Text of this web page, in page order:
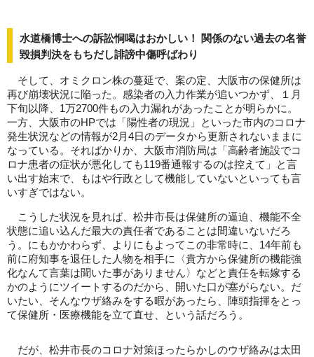
水道橋博士への訴訟恫喝はおかしい！ 関係のない過去の名誉
毀損判決をもちだし誹謗中傷呼ばわり
そして、オミクロン株の蔓延で、案の定、大阪市の保健所は
再び崩壊状況に陥った。感染者の入力作業が追いつかず、１月
下旬以降、1万2700件もの入力漏れがあったことが明らかに。
一方、大阪市のHPでは「陽性者の現況」といった市内のコロナ
発生状況などの情報が2月4日のデータから更新されないままに
なっている。そればかりか、大阪市消防局は「高齢者施設でコ
ロナ患者の症状が悪化しても119番通報するのは控えて」と言
い出す始末で、もはや行政として機能していないといっても言
いすぎではない。
こうした状況を見れば、松井市長は保健所の逼迫、機能不全
状態に追い込んだ最大の責任者であることは間違いないだろ
う。にもかかわらず、よりにもよってこの非常時に、14年前も
前に府知事を退任した人物を相手に〈貴方から保健所の機能強
化なんて言葉は聞いた事がありません〉などと責任を転嫁する
かのようにツイートするのだから、開いた口が塞がらない。だ
いたい、そんなウザ絡みをする暇があったら、陣頭指揮をとっ
て保健所・医療機能を立て直せ、という話だろう。
だが、松井市長のコロナ対策ほったらかしのウザ絡みは太田